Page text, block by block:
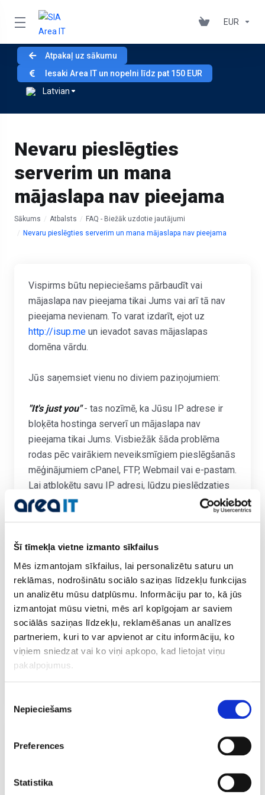
Šī tīmekļa vietne izmanto sīkfailus
Mēs izmantojam sīkfailus, lai personalizētu saturu un
reklāmas, nodrošinātu sociālo saziņas līdzekļu funkcijas
un analizētu mūsu datplūsmu. Informāciju par to, kā jūs
izmantojat mūsu vietni, mēs arī kopīgojam ar saviem
sociālās saziņas līdzekļu, reklamēšanas un analīzes
partneriem, kuri to var apvienot ar citu informāciju, ko
viņiem sniedzat vai ko viņi apkopo, kad lietojat viņu
pakalpojumus.
izvēle
Nepieciešams
Preferences
Statistika
Atpakaļ uz sākumu
Iesaki Area IT un nopelni līdz pat 150 EUR
Latvian
EUR
Nevaru pieslēgties
serverim un mana
mājaslapa nav pieejama
Sākums Atbalsts
FAQ - Biežāk uzdotie jautājumi
Nevaru pieslēgties serverim un mana mājaslapa nav pieejama
Vispirms būtu nepieciešams pārbaudīt vai
mājaslapa nav pieejama tikai Jums vai arī tā nav
pieejama nevienam. To varat izdarīt, ejot uz
http://isup.me un ievadot savas mājaslapas
domēna vārdu.
Jūs saņemsiet vienu no diviem paziņojumiem:
"It's just you" - tas nozīmē, ka Jūsu IP adrese ir
bloķēta hostinga serverī un mājaslapa nav
pieejama tikai Jums. Visbiežāk šāda problēma
rodas pēc vairākiem neveiksmīgiem pieslēgšanās
mēģinājumiem cPanel, FTP, Webmail vai e-pastam.
Lai atbloķētu savu IP adresi, lūdzu pieslēdzaties
Klientu sistēmai
un IP adrese tiks automātiski
atbloķēta.
"It's not just you!" - tas nozīmē, ka Jūsu mājaslapa
nav pieejama nevienam. Šādā situācijā:
1) Lūdzu, pārbaudiet vai nepastāv kādas aktuālas
tīkla/serveru problēmas šeit:
https://area.lv/clients/networkissues.php
2) Ja šajā lapā nav nekādu aktuālu paziņojumu,
lūdzu atveriet jaunu atbalsta pieteikumu klientu
sistēmā vai arī rakstiet uzsupport@area.lv,
norādot kādas bija pēdējās veiktās darbības